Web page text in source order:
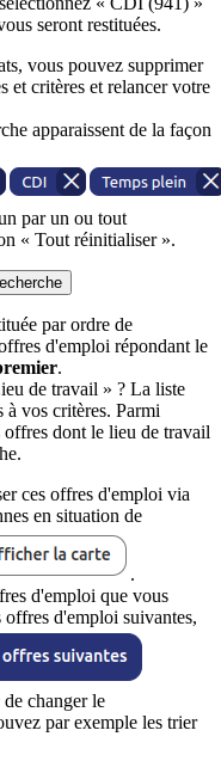
seront restituées.
vous pouvez supprimer
et critères et relancer votre
apparaissent de la façon
par un ou tout
« Tout réinitialiser ».
par ordre de
d'emploi répondant le
.
de travail » ? La liste
à vos critères. Parmi
offres dont le lieu de travail
ces offres d'emploi via
en situation de
.
d'emploi que vous
d'emploi suivantes,
changer le
par exemple les trier